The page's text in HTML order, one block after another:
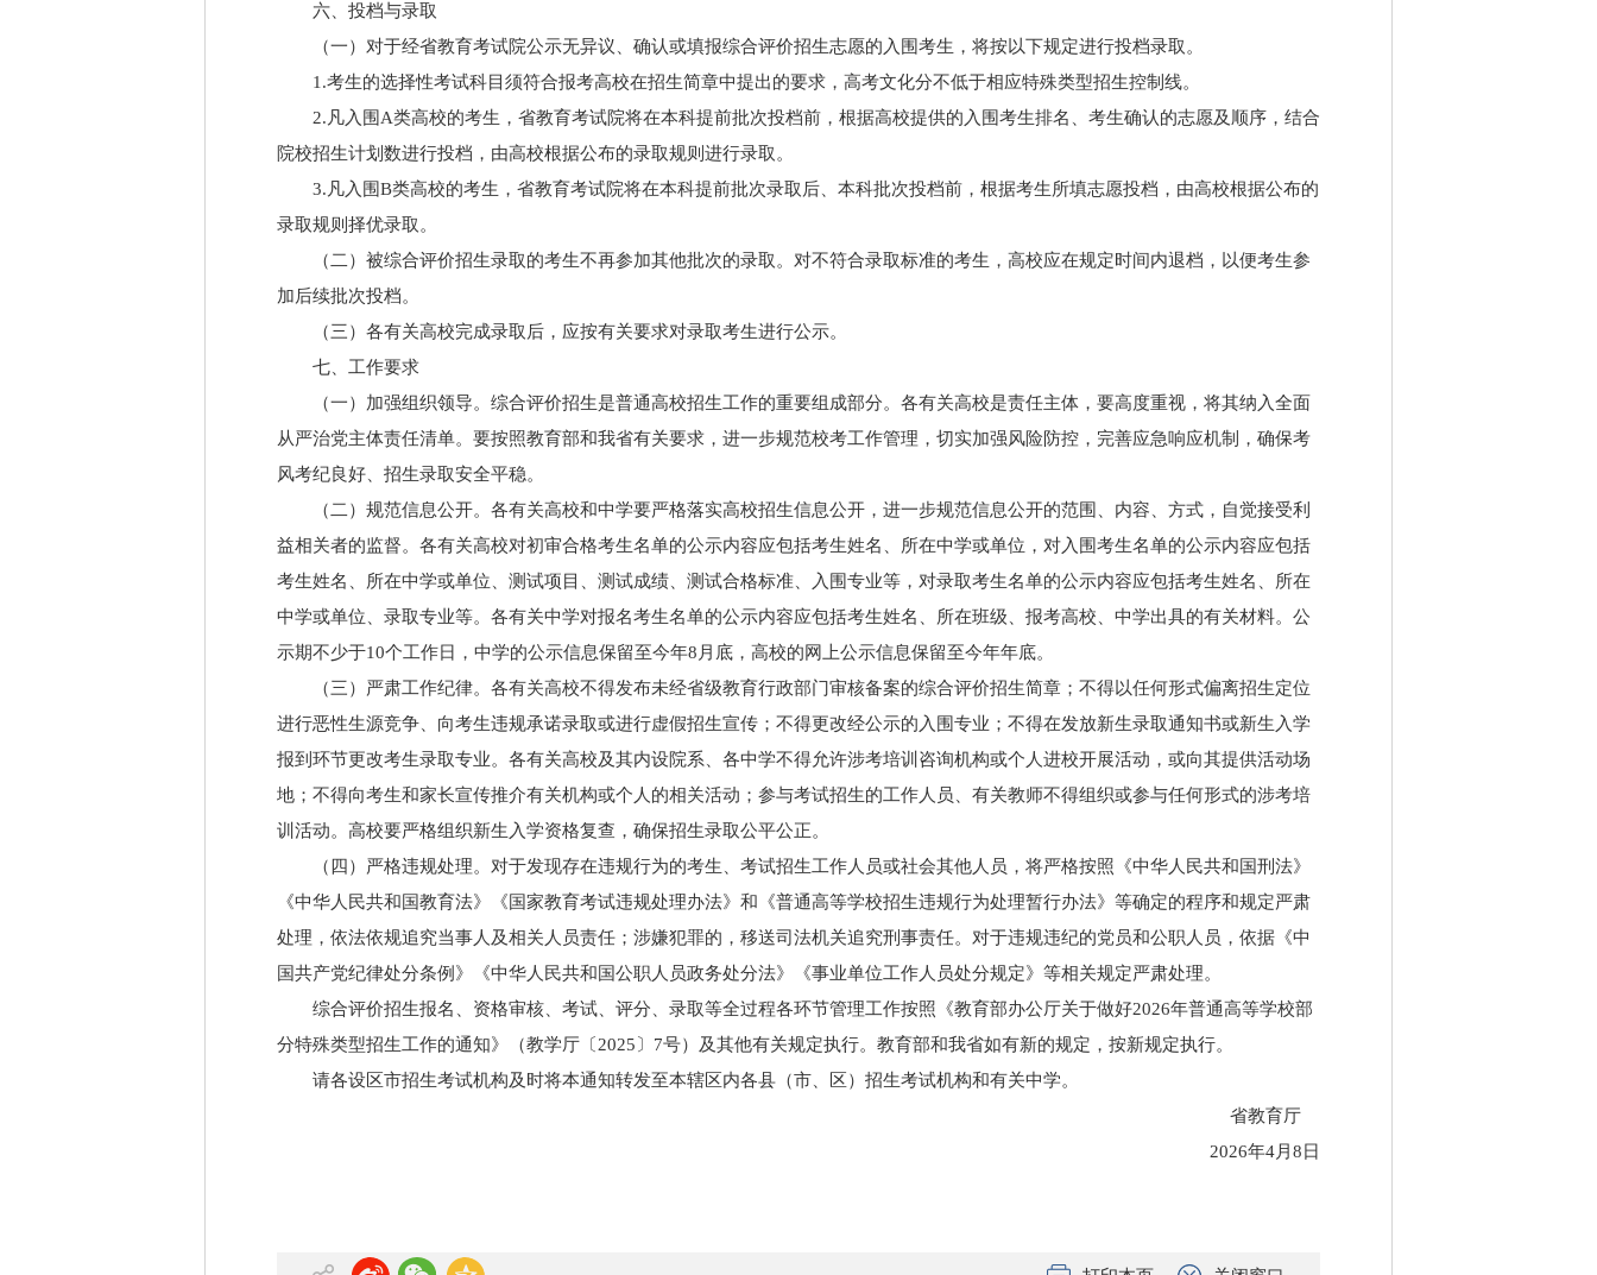
六、投档与录取
（一）对于经省教育考试院公示无异议、确认或填报综合评价招生志愿的入围考生，将按以下规定进行投档录取。
1.考生的选择性考试科目须符合报考高校在招生简章中提出的要求，高考文化分不低于相应特殊类型招生控制线。
2.凡入围A类高校的考生，省教育考试院将在本科提前批次投档前，根据高校提供的入围考生排名、考生确认的志愿及顺序，结合
院校招生计划数进行投档，由高校根据公布的录取规则进行录取。
3.凡入围B类高校的考生，省教育考试院将在本科提前批次录取后、本科批次投档前，根据考生所填志愿投档，由高校根据公布的
录取规则择优录取。
（二）被综合评价招生录取的考生不再参加其他批次的录取。对不符合录取标准的考生，高校应在规定时间内退档，以便考生参
加后续批次投档。
（三）各有关高校完成录取后，应按有关要求对录取考生进行公示。
七、工作要求
（一）加强组织领导。综合评价招生是普通高校招生工作的重要组成部分。各有关高校是责任主体，要高度重视，将其纳入全面
从严治党主体责任清单。要按照教育部和我省有关要求，进一步规范校考工作管理，切实加强风险防控，完善应急响应机制，确保考
风考纪良好、招生录取安全平稳。
（二）规范信息公开。各有关高校和中学要严格落实高校招生信息公开，进一步规范信息公开的范围、内容、方式，自觉接受利
益相关者的监督。各有关高校对初审合格考生名单的公示内容应包括考生姓名、所在中学或单位，对入围考生名单的公示内容应包括
考生姓名、所在中学或单位、测试项目、测试成绩、测试合格标准、入围专业等，对录取考生名单的公示内容应包括考生姓名、所在
中学或单位、录取专业等。各有关中学对报名考生名单的公示内容应包括考生姓名、所在班级、报考高校、中学出具的有关材料。公
示期不少于10个工作日，中学的公示信息保留至今年8月底，高校的网上公示信息保留至今年年底。
（三）严肃工作纪律。各有关高校不得发布未经省级教育行政部门审核备案的综合评价招生简章；不得以任何形式偏离招生定位
进行恶性生源竞争、向考生违规承诺录取或进行虚假招生宣传；不得更改经公示的入围专业；不得在发放新生录取通知书或新生入学
报到环节更改考生录取专业。各有关高校及其内设院系、各中学不得允许涉考培训咨询机构或个人进校开展活动，或向其提供活动场
地；不得向考生和家长宣传推介有关机构或个人的相关活动；参与考试招生的工作人员、有关教师不得组织或参与任何形式的涉考培
训活动。高校要严格组织新生入学资格复查，确保招生录取公平公正。
（四）严格违规处理。对于发现存在违规行为的考生、考试招生工作人员或社会其他人员，将严格按照《中华人民共和国刑法》
《中华人民共和国教育法》《国家教育考试违规处理办法》和《普通高等学校招生违规行为处理暂行办法》等确定的程序和规定严肃
处理，依法依规追究当事人及相关人员责任；涉嫌犯罪的，移送司法机关追究刑事责任。对于违规违纪的党员和公职人员，依据《中
国共产党纪律处分条例》《中华人民共和国公职人员政务处分法》《事业单位工作人员处分规定》等相关规定严肃处理。
综合评价招生报名、资格审核、考试、评分、录取等全过程各环节管理工作按照《教育部办公厅关于做好2026年普通高等学校部
分特殊类型招生工作的通知》（教学厅〔2025〕7号）及其他有关规定执行。教育部和我省如有新的规定，按新规定执行。
请各设区市招生考试机构及时将本通知转发至本辖区内各县（市、区）招生考试机构和有关中学。
省教育厅
2026年4月8日